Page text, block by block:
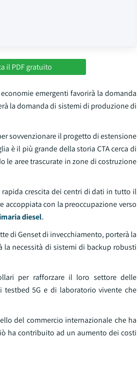
il PDF gratuito
emergenti favorirà la domanda
la domanda di sistemi di produzione di
sovvenzionare il progetto di estensione
è il più grande della storia CTA cerca di
le aree trascurate in zone di costruzione
crescita dei centri di dati in tutto il
con la preoccupazione verso
diesel.
di Genset di invecchiamento, porterà la
necessità di sistemi di backup robusti
per rafforzare il loro settore delle
5G e di laboratorio vivente che
del commercio internazionale che ha
ha contribuito ad un aumento dei costi